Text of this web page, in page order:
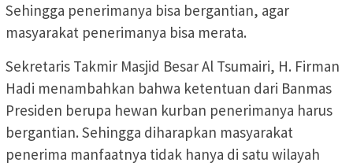
Sehingga penerimanya bisa bergantian, agar
masyarakat penerimanya bisa merata.
Sekretaris Takmir Masjid Besar Al Tsumairi, H. Firman
Hadi menambahkan bahwa ketentuan dari Banmas
Presiden berupa hewan kurban penerimanya harus
bergantian. Sehingga diharapkan masyarakat
penerima manfaatnya tidak hanya di satu wilayah